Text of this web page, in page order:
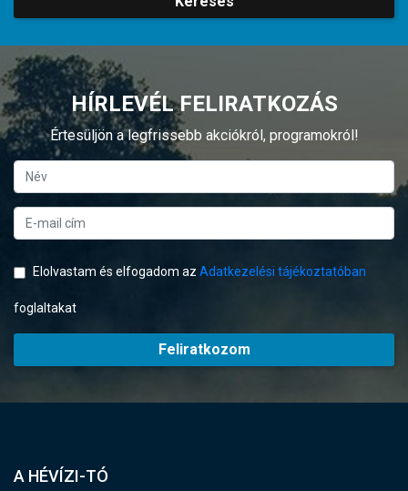
HÍRLEVÉL FELIRATKOZÁS
Értesüljön a legfrissebb akciókról, programokról!
Elolvastam és elfogadom az Adatkezelési tájékoztatóban
foglaltakat
Feliratkozom
A HÉVÍZI-TÓ